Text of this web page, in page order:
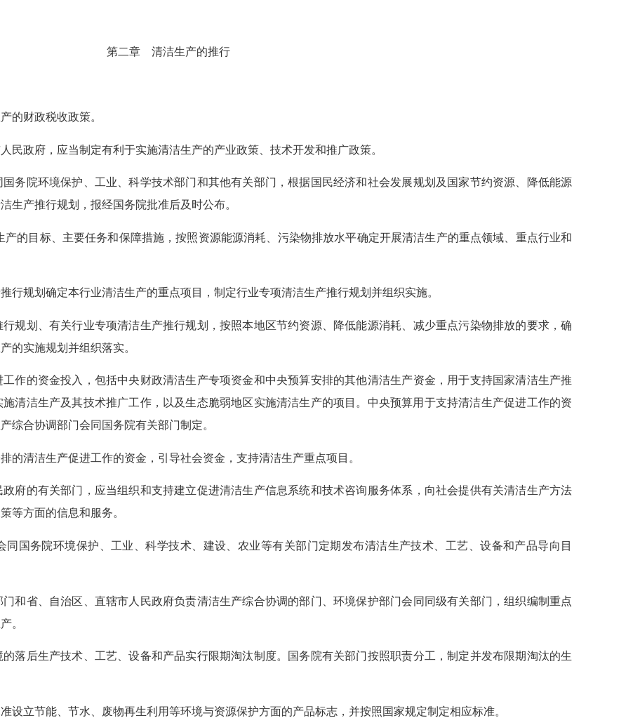
第二章 清洁生产的推行
的财政税收政策。
民政府，应当制定有利于实施清洁生产的产业政策、技术开发和推广政策。
务院环境保护、工业、科学技术部门和其他有关部门，根据国民经济和社会发展规划及国家节约资源、降低能源
生产推行规划，报经国务院批准后及时公布。
产的目标、主要任务和保障措施，按照资源能源消耗、污染物排放水平确定开展清洁生产的重点领域、重点行业和
行规划确定本行业清洁生产的重点项目，制定行业专项清洁生产推行规划并组织实施。
规划、有关行业专项清洁生产推行规划，按照本地区节约资源、降低能源消耗、减少重点污染物排放的要求，确
的实施规划并组织落实。
作的资金投入，包括中央财政清洁生产专项资金和中央预算安排的其他清洁生产资金，用于支持国家清洁生产推
清洁生产及其技术推广工作，以及生态脆弱地区实施清洁生产的项目。中央预算用于支持清洁生产促进工作的资
综合协调部门会同国务院有关部门制定。
的清洁生产促进工作的资金，引导社会资金，支持清洁生产重点项目。
府的有关部门，应当组织和支持建立促进清洁生产信息系统和技术咨询服务体系，向社会提供有关清洁生产方法
等方面的信息和服务。
国务院环境保护、工业、科学技术、建设、农业等有关部门定期发布清洁生产技术、工艺、设备和产品导向目
和省、自治区、直辖市人民政府负责清洁生产综合协调的部门、环境保护部门会同同级有关部门，组织编制重点
。
落后生产技术、工艺、设备和产品实行限期淘汰制度。国务院有关部门按照职责分工，制定并发布限期淘汰的生
设立节能、节水、废物再生利用等环境与资源保护方面的产品标志，并按照国家规定制定相应标准。